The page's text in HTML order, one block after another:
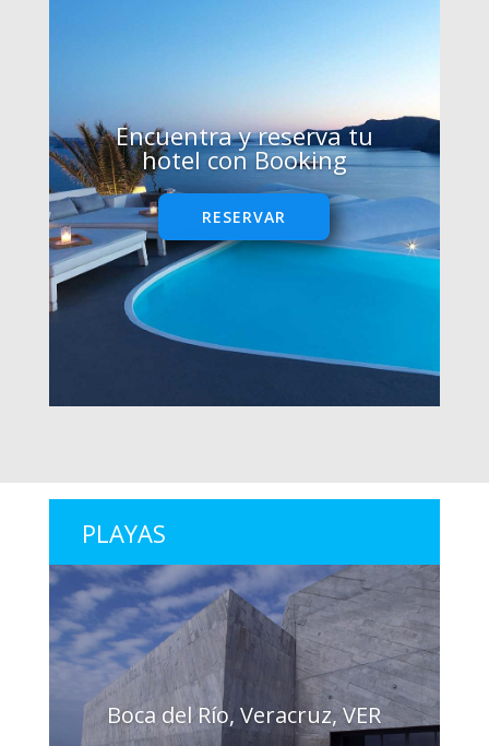
Encuentra y reserva tu
hotel con Booking
RESERVAR
PLAYAS
Boca del Río, Veracruz, VER